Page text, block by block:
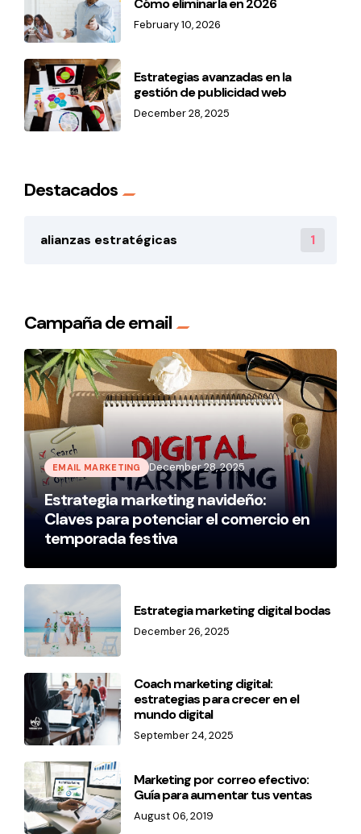
Cómo eliminarla en 2026
February 10, 2026
Estrategias avanzadas en la
gestión de publicidad web
December 28, 2025
Destacados
alianzas estratégicas 1
Campaña de email
EMAIL MARKETING December 28, 2025
Estrategia marketing navideño:
Claves para potenciar el comercio en
temporada festiva
Estrategia marketing digital bodas
December 26, 2025
Coach marketing digital:
estrategias para crecer en el
mundo digital
September 24, 2025
Marketing por correo efectivo:
Guía para aumentar tus ventas
August 06, 2019